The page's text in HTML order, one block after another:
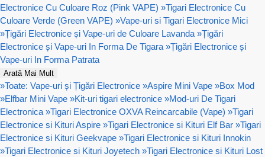
Electronice Cu Culoare Roz (Pink VAPE) »Tigari Electronice Cu
Culoare Verde (Green VAPE) »Vape-uri si Tigari Electronice Mici
»Țigări Electronice și Vape-uri de Culoare Lavanda »Țigări
Electronice și Vape-uri In Forma De Tigara »Țigări Electronice și
Vape-uri In Forma Patrata
Arată Mai Mult
»Toate: Vape-uri și Țigări Electronice »Aspire Mini Vape »Box Mod
»Elfbar Mini Vape »Kit-uri tigari electronice »Mod-uri De Tigari
Electronica »Tigari Electronice OXVA Reincarcabile (Vape) »Tigari
Electronice si Kituri Aspire »Tigari Electronice si Kituri Elf Bar »Tigari
Electronice si Kituri Geekvape »Tigari Electronice si Kituri Innokin
»Tigari Electronice si Kituri Joyetech »Tigari Electronice si Kituri Lost